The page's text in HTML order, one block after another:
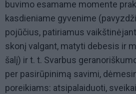
buvimo esamame momente
kasdieniame gyvenime
pojūčius, patiriamus
skonį valgant, matyti debesis ir
šalį) ir t. t. Svarbus
per pasirūpinimą savimi,
poreikiams: atsipalaiduoti,